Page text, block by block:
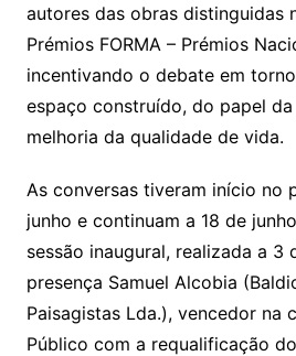
autores das obras distinguidas
Prémios FORMA – Prémios
incentivando o debate em
espaço construído, do papel
melhoria da qualidade de vida.
As conversas tiveram início no
junho e continuam a 18 de
sessão inaugural, realizada a 3
presença Samuel Alcobia
Paisagistas Lda.), vencedor na
Público com a requalificação